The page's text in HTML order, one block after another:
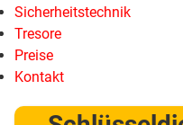
Sicherheitstechnik
Tresore
Preise
Kontakt